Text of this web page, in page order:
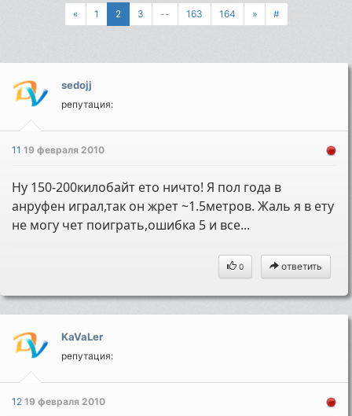
« 1 2 3 -- 163 164 » #
sedojj
репутация:
1119 февраля 2010
Ну 150-200килобайт ето ничто! Я пол года в
анруфен играл,так он жрет ~1.5метров. Жаль я в ету
не могу чет поиграть,ошибка 5 и все...
0 ответить
KaVaLer
репутация:
1219 февраля 2010